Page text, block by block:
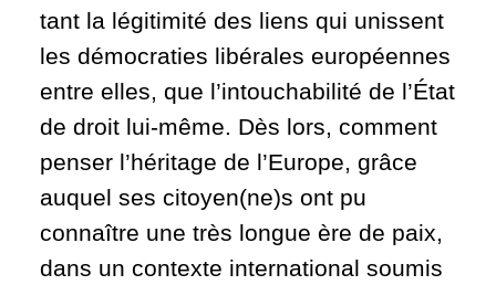
tant la légitimité des liens qui unissent
les démocraties libérales européennes
entre elles, que l’intouchabilité de l’État
de droit lui-même. Dès lors, comment
penser l’héritage de l’Europe, grâce
auquel ses citoyen(ne)s ont pu
connaître une très longue ère de paix,
dans un contexte international soumis